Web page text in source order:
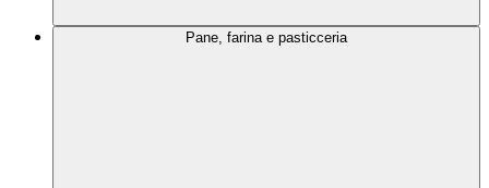
Pane, farina e pasticceria